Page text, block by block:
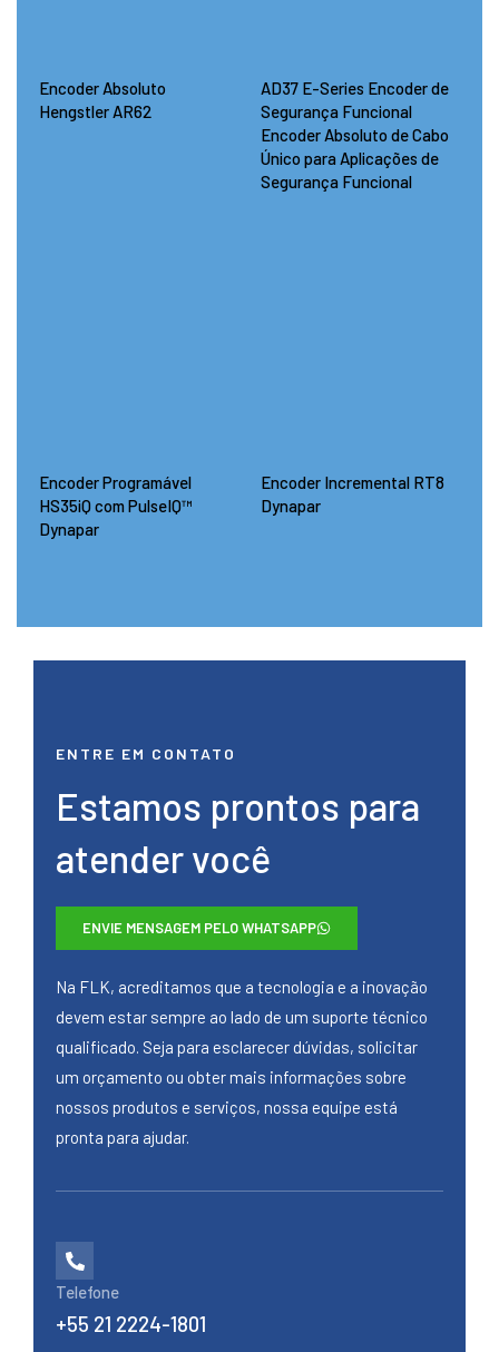
Encoder Absoluto
Hengstler AR62
AD37 E-Series Encoder de
Segurança Funcional
Encoder Absoluto de Cabo
Único para Aplicações de
Segurança Funcional
Encoder Programável
HS35iQ com PulseIQ™
Dynapar
Encoder Incremental RT8
Dynapar
ENTRE EM CONTATO
Estamos prontos para
atender você
ENVIE MENSAGEM PELO WHATSAPP
Na FLK, acreditamos que a tecnologia e a inovação
devem estar sempre ao lado de um suporte técnico
qualificado. Seja para esclarecer dúvidas, solicitar
um orçamento ou obter mais informações sobre
nossos produtos e serviços, nossa equipe está
pronta para ajudar.
Telefone
+55 21 2224-1801